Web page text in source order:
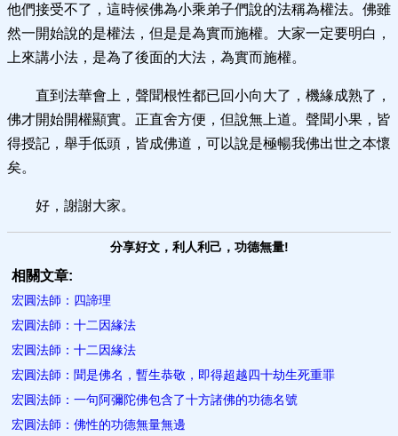
他們接受不了，這時候佛為小乘弟子們說的法稱為權法。佛雖
然一開始說的是權法，但是是為實而施權。大家一定要明白，
上來講小法，是為了後面的大法，為實而施權。
直到法華會上，聲聞根性都已回小向大了，機緣成熟了，
佛才開始開權顯實。正直舍方便，但說無上道。聲聞小果，皆
得授記，舉手低頭，皆成佛道，可以說是極暢我佛出世之本懷
矣。
好，謝謝大家。
分享好文，利人利己，功德無量!
相關文章:
宏圓法師：四諦理
宏圓法師：十二因緣法
宏圓法師：十二因緣法
宏圓法師：聞是佛名，暫生恭敬，即得超越四十劫生死重罪
宏圓法師：一句阿彌陀佛包含了十方諸佛的功德名號
宏圓法師：佛性的功德無量無邊